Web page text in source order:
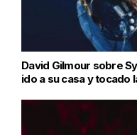
David Gilmour sobre
ido a su casa y tocado